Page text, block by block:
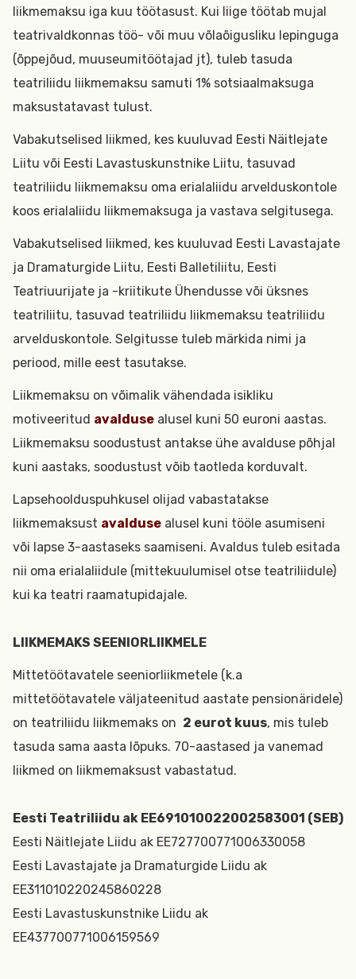
liikmemaksu iga kuu töötasust. Kui liige töötab mujal
teatrivaldkonnas töö- või muu võlaõigusliku lepinguga
(õppejõud, muuseumitöötajad jt), tuleb tasuda
teatriliidu liikmemaksu samuti 1% sotsiaalmaksuga
maksustatavast tulust.
Vabakutselised liikmed, kes kuuluvad Eesti Näitlejate
Liitu või Eesti Lavastuskunstnike Liitu, tasuvad
teatriliidu liikmemaksu oma erialaliidu arvelduskontole
koos erialaliidu liikmemaksuga ja vastava selgitusega.
Vabakutselised liikmed, kes kuuluvad Eesti Lavastajate
ja Dramaturgide Liitu, Eesti Balletiliitu, Eesti
Teatriuurijate ja -kriitikute Ühendusse või üksnes
teatriliitu, tasuvad teatriliidu liikmemaksu teatriliidu
arvelduskontole. Selgitusse tuleb märkida nimi ja
periood, mille eest tasutakse.
Liikmemaksu on võimalik vähendada isikliku
motiveeritud avalduse alusel kuni 50 euroni aastas.
Liikmemaksu soodustust antakse ühe avalduse põhjal
kuni aastaks, soodustust võib taotleda korduvalt.
Lapsehoolduspuhkusel olijad vabastatakse
liikmemaksust avalduse alusel kuni tööle asumiseni
või lapse 3-aastaseks saamiseni. Avaldus tuleb esitada
nii oma erialaliidule (mittekuulumisel otse teatriliidule)
kui ka teatri raamatupidajale.
LIIKMEMAKS SEENIORLIIKMELE
Mittetöötavatele seeniorliikmetele (k.a
mittetöötavatele väljateenitud aastate pensionäridele)
on teatriliidu liikmemaks on 2 eurot kuus, mis tuleb
tasuda sama aasta lõpuks. 70-aastased ja vanemad
liikmed on liikmemaksust vabastatud.
Eesti Teatriliidu ak EE691010022002583001 (SEB)
Eesti Näitlejate Liidu ak EE727700771006330058
Eesti Lavastajate ja Dramaturgide Liidu ak
EE311010220245860228
Eesti Lavastuskunstnike Liidu ak
EE437700771006159569